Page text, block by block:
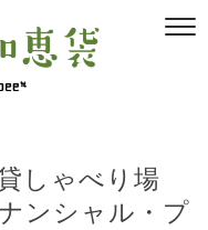
しゃべり場
ンシャル・プ